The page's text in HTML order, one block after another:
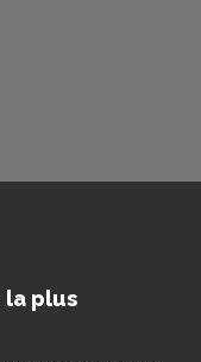
la contrariété
perçu
gratuite,
qui est parce
féliciter et de
du
qu’il
plus